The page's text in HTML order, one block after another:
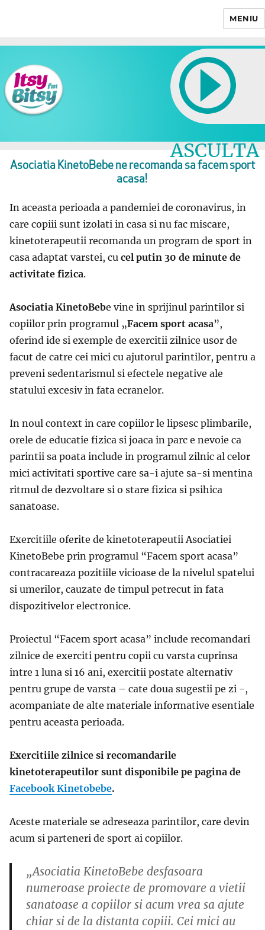
MENIU
ASCULTA
LIVE
Asociatia KinetoBebe ne recomanda sa facem sport
acasa!
In aceasta perioada a pandemiei de coronavirus, in
care copiii sunt izolati in casa si nu fac miscare,
kinetoterapeutii recomanda un program de sport in
casa adaptat varstei, cu cel putin 30 de minute de
activitate fizica.
Asociatia KinetoBebe vine in sprijinul parintilor si
copiilor prin programul „Facem sport acasa”,
oferind ide si exemple de exercitii zilnice usor de
facut de catre cei mici cu ajutorul parintilor, pentru a
preveni sedentarismul si efectele negative ale
statului excesiv in fata ecranelor.
In noul context in care copiilor le lipsesc plimbarile,
orele de educatie fizica si joaca in parc e nevoie ca
parintii sa poata include in programul zilnic al celor
mici activitati sportive care sa-i ajute sa-si mentina
ritmul de dezvoltare si o stare fizica si psihica
sanatoase.
Exercitiile oferite de kinetoterapeutii Asociatiei
KinetoBebe prin programul “Facem sport acasa”
contracareaza pozitiile vicioase de la nivelul spatelui
si umerilor, cauzate de timpul petrecut in fata
dispozitivelor electronice.
Proiectul “Facem sport acasa” include recomandari
zilnice de exerciti pentru copii cu varsta cuprinsa
intre 1 luna si 16 ani, exercitii postate alternativ
pentru grupe de varsta – cate doua sugestii pe zi -,
acompaniate de alte materiale informative esentiale
pentru aceasta perioada.
Exercitiile zilnice si recomandarile
kinetoterapeutilor sunt disponibile pe pagina de
Facebook Kinetobebe.
Aceste materiale se adreseaza parintilor, care devin
acum si parteneri de sport ai copiilor.
„Asociatia KinetoBebe desfasoara
numeroase proiecte de promovare a vietii
sanatoase a copiilor si acum vrea sa ajute
chiar si de la distanta copiii. Cei mici au